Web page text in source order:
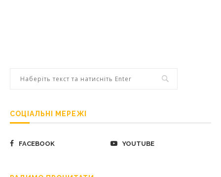
СОЦІАЛЬНІ МЕРЕЖІ
FACEBOOK YOUTUBE